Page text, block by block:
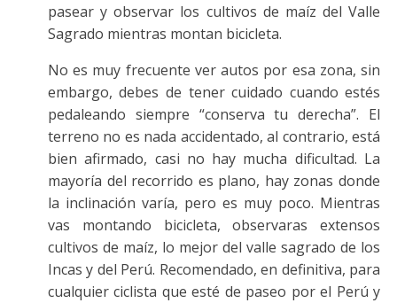
pasear y observar los cultivos de maíz del Valle
Sagrado mientras montan bicicleta.
No es muy frecuente ver autos por esa zona, sin
embargo, debes de tener cuidado cuando estés
pedaleando siempre “conserva tu derecha”. El
terreno no es nada accidentado, al contrario, está
bien afirmado, casi no hay mucha dificultad. La
mayoría del recorrido es plano, hay zonas donde
la inclinación varía, pero es muy poco. Mientras
vas montando bicicleta, observaras extensos
cultivos de maíz, lo mejor del valle sagrado de los
Incas y del Perú. Recomendado, en definitiva, para
cualquier ciclista que esté de paseo por el Perú y